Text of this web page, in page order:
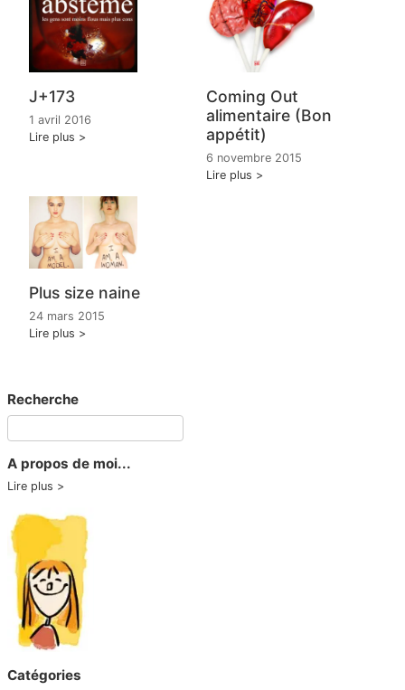
J+173
1 avril 2016
Lire plus
Coming Out
alimentaire (Bon
appétit)
6 novembre 2015
Lire plus
Plus size naine
24 mars 2015
Lire plus
Recherche
A propos de moi...
Lire plus
Catégories